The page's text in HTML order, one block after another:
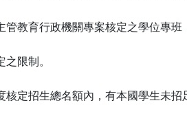
管教育行政機關專案核定之學位專班
限制。
核定招生總名額內，有本國學生未招